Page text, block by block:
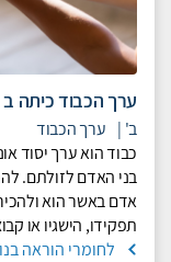
ערך הכבוד כיתה ב
ב' | ערך הכבוד
כבוד הוא ערך יסוד
בני האדם לזולתם.
אדם באשר הוא
תפקידו, הישגיו או
לחומרי הוראה